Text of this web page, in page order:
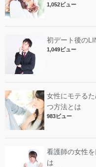
1,052ビュー
初デート後の
1,049ビュー
女性にモテる
つ方法とは
983ビュー
看護師の女性
は